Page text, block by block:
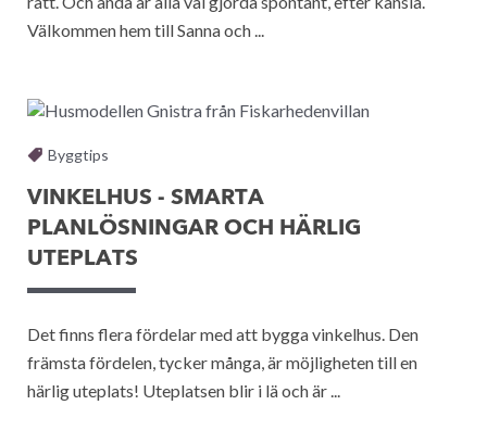
Välkommen hem till Sanna och ...
Byggtips
VINKELHUS - SMARTA
PLANLÖSNINGAR OCH HÄRLIG
UTEPLATS
Det finns flera fördelar med att bygga vinkelhus. Den
främsta fördelen, tycker många, är möjligheten till en
härlig uteplats! Uteplatsen blir i lä och är ...